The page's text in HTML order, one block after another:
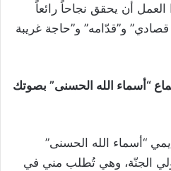
العمل أن يحقق نجاحاً رائعاً
و”قدّامه” و”حاجة غريبة
“أسماء الله الحسنى” بصوتك
“أسماء الله الحسنى”
الجنّة، وهي تُطلب مني في